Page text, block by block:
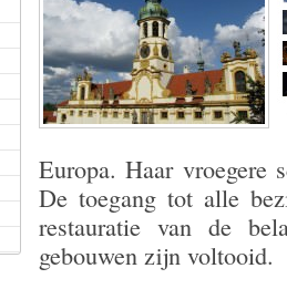
Europa. Haar vroegere
De toegang tot alle
restauratie van de
gebouwen zijn voltooid.